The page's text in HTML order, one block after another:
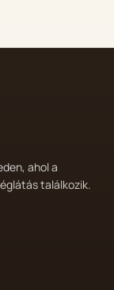
ahol a
találkozik.